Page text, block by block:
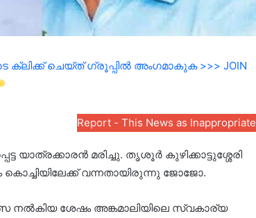
ക്ലിക്ക് ചെയ്ത് ഗ്രൂപ്പിൽ അംഗമാകുക >>> JOIN
Report - This News as Inappropriate
യാത്രക്കാരൻ മരിച്ചു. തൃശൂർ കുഴിക്കാട്ടുശ്ശേരി
വന്നതായിരുന്നു ജോജോ.
നൽകിയ ശേഷം അങ്കമാലിയിലെ സ്വകാര്യ